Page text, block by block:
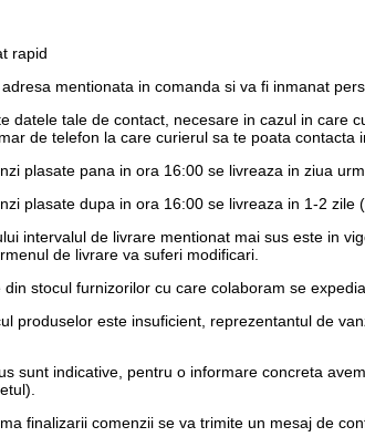
rapid
mentionata in comanda si va fi inmanat
datele tale de contact, necesare in cazul in care
de telefon la care curierul sa te poata contacta
plasate pana in ora 16:00 se livreaza in ziua
plasate dupa in ora 16:00 se livreaza in 1-2 zile
intervalul de livrare mentionat mai sus este in
de livrare va suferi modificari.
din stocul furnizorilor cu care colaboram se
produselor este insuficient, reprezentantul de
sunt indicative, pentru o informare concreta
finalizarii comenzii se va trimite un mesaj de